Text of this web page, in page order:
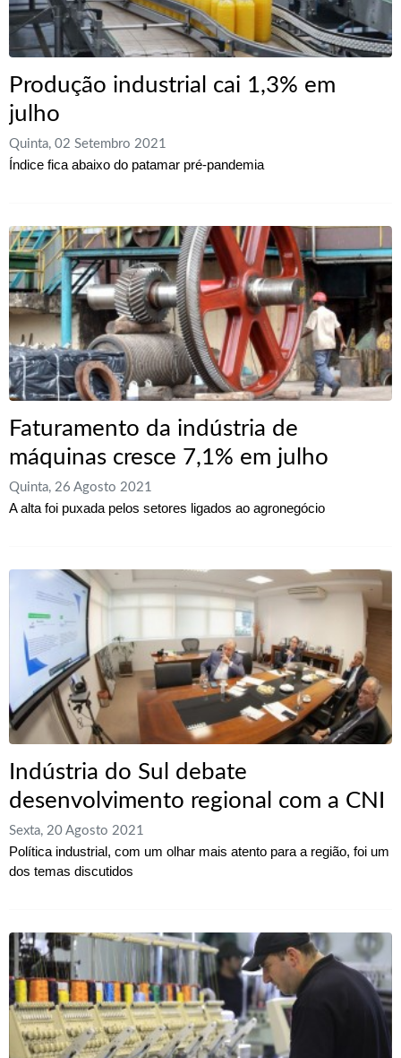
Produção industrial cai 1,3% em
julho
Quinta, 02 Setembro 2021
Índice fica abaixo do patamar pré-pandemia
Faturamento da indústria de
máquinas cresce 7,1% em julho
Quinta, 26 Agosto 2021
A alta foi puxada pelos setores ligados ao agronegócio
Indústria do Sul debate
desenvolvimento regional com a CNI
Sexta, 20 Agosto 2021
Política industrial, com um olhar mais atento para a região, foi um
dos temas discutidos